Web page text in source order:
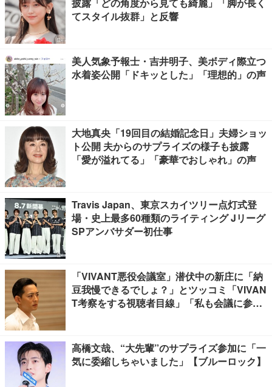
てスタイル抜群」と反響
美人気象予報士・吉井明子、美ボディ際立つ
水着姿公開「ドキッとした」「理想的」の声
大地真央「19回目の結婚記念日」夫婦ショッ
ト公開 夫からのサプライズの様子も披露
「愛が溢れてる」「豪華でおしゃれ」の声
Travis Japan、東京スカイツリー点灯式登
場・史上最多60種類のライティング Jリーグ
SPアンバサダー初仕事
「VIVANT悪役会議室」潜伏中の新庄に「納
豆我慢できるでしょ？」とツッコミ「VIVAN
T考察をする視聴者目線」「私も会議に参加
高橋文哉、“大先輩”のサプライズ参加に「一
気に委縮しちゃいました」【ブルーロック】